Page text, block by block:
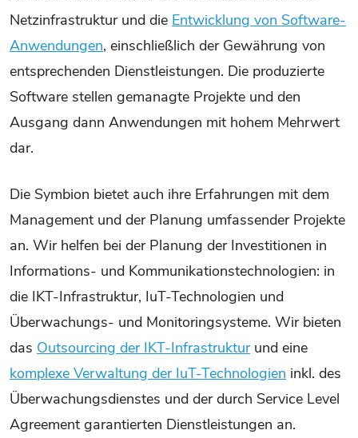
Netzinfrastruktur und die Entwicklung von Software-
Anwendungen, einschließlich der Gewährung von
entsprechenden Dienstleistungen. Die produzierte
Software stellen gemanagte Projekte und den
Ausgang dann Anwendungen mit hohem Mehrwert
dar.
Die Symbion bietet auch ihre Erfahrungen mit dem
Management und der Planung umfassender Projekte
an. Wir helfen bei der Planung der Investitionen in
Informations- und Kommunikationstechnologien: in
die IKT-Infrastruktur, IuT-Technologien und
Überwachungs- und Monitoringsysteme. Wir bieten
das Outsourcing der IKT-Infrastrukturund eine
komplexe Verwaltung der IuT-Technologien inkl. des
Überwachungsdienstes und der durch Service Level
Agreement garantierten Dienstleistungen an.